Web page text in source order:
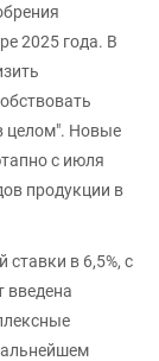
2025 года. В
целом". Новые
с июля
продукции в
в 6,5%, с
введена